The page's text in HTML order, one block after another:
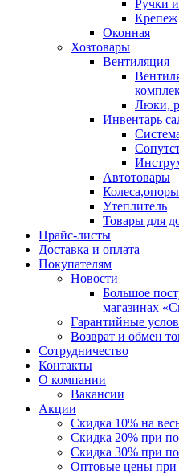
Ручки
Крепеж
Оконная
Хозтовары
Вентиляция
Люки,
Инвентарь
Автотовары
Утеплитель
Товары для
Прайс-листы
Доставка и оплата
Покупателям
Новости
Большое
магазинах
Гарантийные
Возврат и обмен
Сотрудничество
Контакты
О компании
Вакансии
Акции
Скидка 10% на
Скидка 20% при
Скидка 30% при
Оптовые цены при